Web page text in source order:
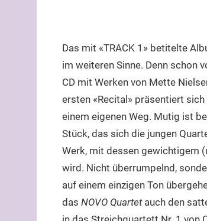
Das mit «TRACK 1» betitelte
im weiteren Sinne. Denn schon
CD mit Werken von Mette
ersten «Recital» präsentiert
einem eigenen Weg. Mutig ist
Stück, das sich die jungen
Werk, mit dessen gewichtigem
wird. Nicht überrumpelnd,
auf einem einzigen Ton
das NOVO Quartetauch den